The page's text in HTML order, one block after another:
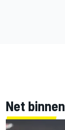
Net binnen